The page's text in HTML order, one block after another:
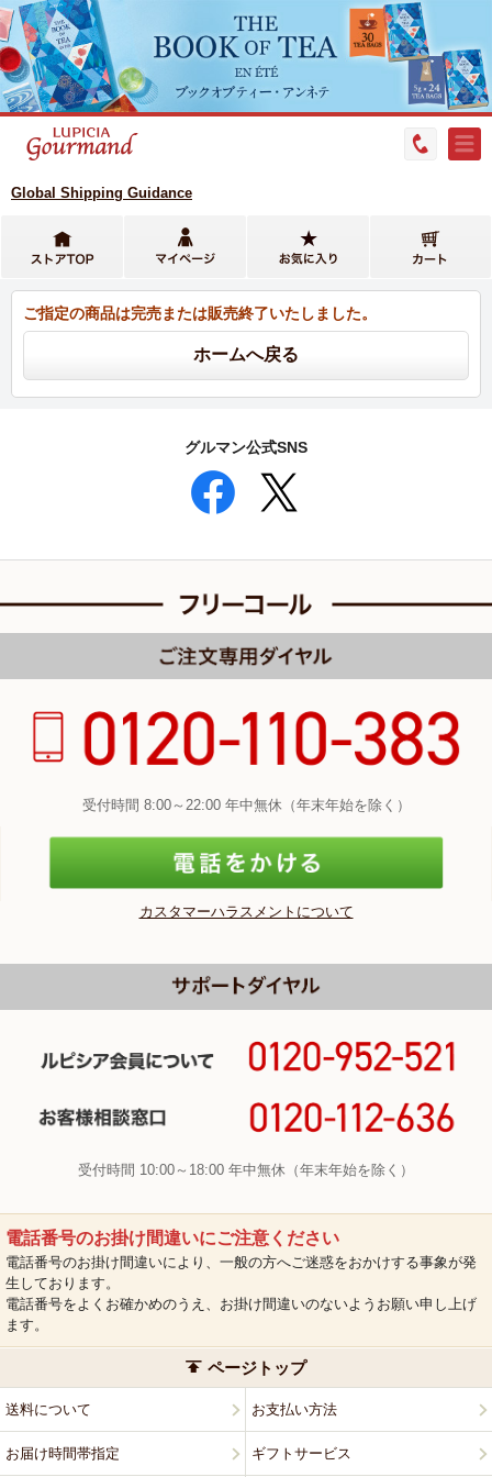
Global Shipping Guidance
ご指定の商品は完売または販売終了いたしました。
グルマン公式SNS
受付時間 8:00～22:00 年中無休（年末年始を除く）
カスタマーハラスメントについて
受付時間 10:00～18:00 年中無休（年末年始を除く）
電話番号のお掛け間違いにご注意ください
電話番号のお掛け間違いにより、一般の方へご迷惑をおかけする事象が発
生しております。
電話番号をよくお確かめのうえ、お掛け間違いのないようお願い申し上げ
ます。
ページトップ
送料について お支払い方法
お届け時間帯指定 ギフトサービス